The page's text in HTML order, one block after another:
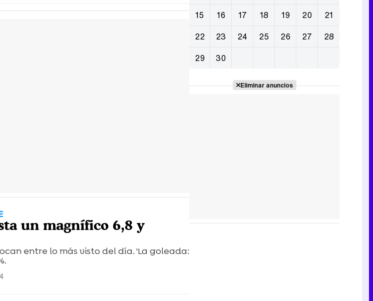
un magnífico 6,8 y
entre lo más visto del día. 'La goleada:
15
16 17 18 19 20
21
22
23 24 25 26 27
28
29
30
Eliminar anuncios